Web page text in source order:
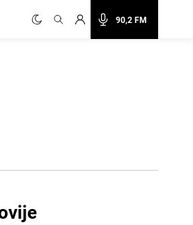
90,2 FM